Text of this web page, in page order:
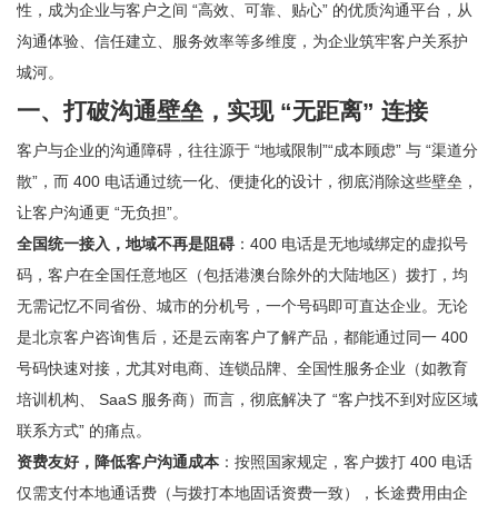
性，成为企业与客户之间 “高效、可靠、贴心” 的优质沟通平台，从
沟通体验、信任建立、服务效率等多维度，为企业筑牢客户关系护
城河。
一、打破沟通壁垒，实现 “无距离” 连接
客户与企业的沟通障碍，往往源于 “地域限制”“成本顾虑” 与 “渠道分
散”，而 400 电话通过统一化、便捷化的设计，彻底消除这些壁垒，
让客户沟通更 “无负担”。
全国统一接入，地域不再是阻碍：400 电话是无地域绑定的虚拟号
码，客户在全国任意地区（包括港澳台除外的大陆地区）拨打，均
无需记忆不同省份、城市的分机号，一个号码即可直达企业。无论
是北京客户咨询售后，还是云南客户了解产品，都能通过同一 400
号码快速对接，尤其对电商、连锁品牌、全国性服务企业（如教育
培训机构、 SaaS 服务商）而言，彻底解决了 “客户找不到对应区域
联系方式” 的痛点。
资费友好，降低客户沟通成本 ：按照国家规定，客户拨打 400 电话
仅需支付本地通话费（与拨打本地固话资费一致），长途费用由企